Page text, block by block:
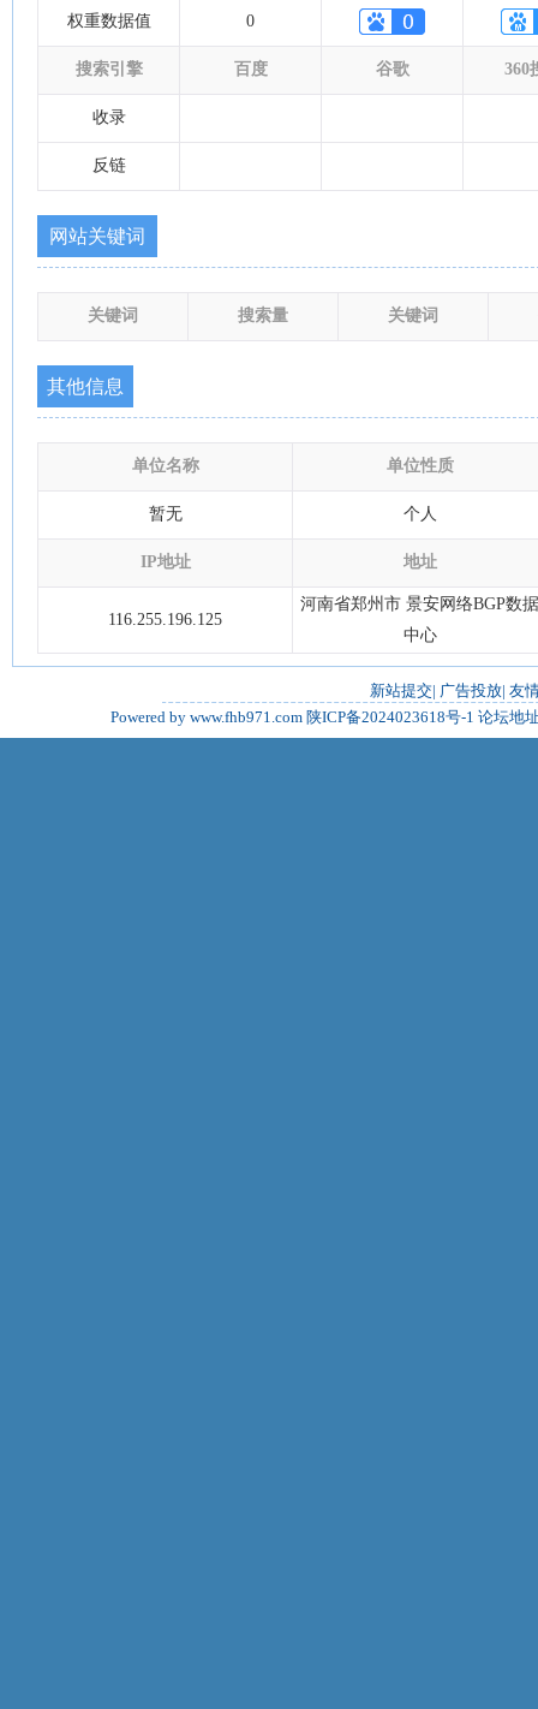
权重数据值 0
搜索引擎 百度 谷歌 360
收录
反链
网站关键词
关键词 搜索量 关键词
其他信息
单位名称 单位性质
暂无 个人
IP地址 地址
116.255.196.125
河南省郑州市 景安网络BGP数据
中心
新站提交| 广告投放| 友
Powered by www.fhb971.com 陕ICP备2024023618号-1 论坛地